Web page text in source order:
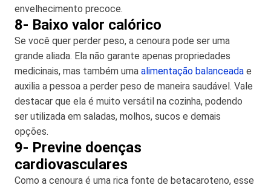
envelhecimento precoce.
8- Baixo valor calórico
Se você quer perder peso, a cenoura pode ser uma
grande aliada. Ela não garante apenas propriedades
medicinais, mas também uma alimentação balanceada e
auxilia a pessoa a perder peso de maneira saudável. Vale
destacar que ela é muito versátil na cozinha, podendo
ser utilizada em saladas, molhos, sucos e demais
opções.
9- Previne doenças
cardiovasculares
Como a cenoura é uma rica fonte de betacaroteno, esse